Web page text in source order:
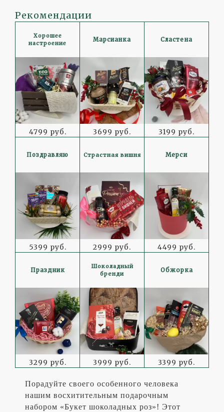
Рекомендации
Хорошее
настроение
4799 руб.
Марсианка
3699 руб.
Сластена
3199 руб.
Поздравляю
5399 руб.
Страстная вишня
2999 руб.
Мерси
4499 руб.
Праздник
3299 руб.
Шоколадный
бренди
3999 руб.
Обжорка
3399 руб.
Порадуйте своего особенного человека
нашим восхитительным подарочным
набором «Букет шоколадных роз»! Этот